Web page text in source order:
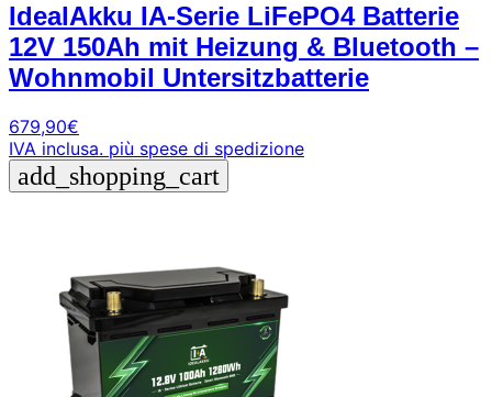
IdealAkku IA-Serie LiFePO4 Batterie
12V 150Ah mit Heizung & Bluetooth –
Wohnmobil Untersitzbatterie
679,90€
IVA inclusa. più spese di spedizione
add_shopping_cart